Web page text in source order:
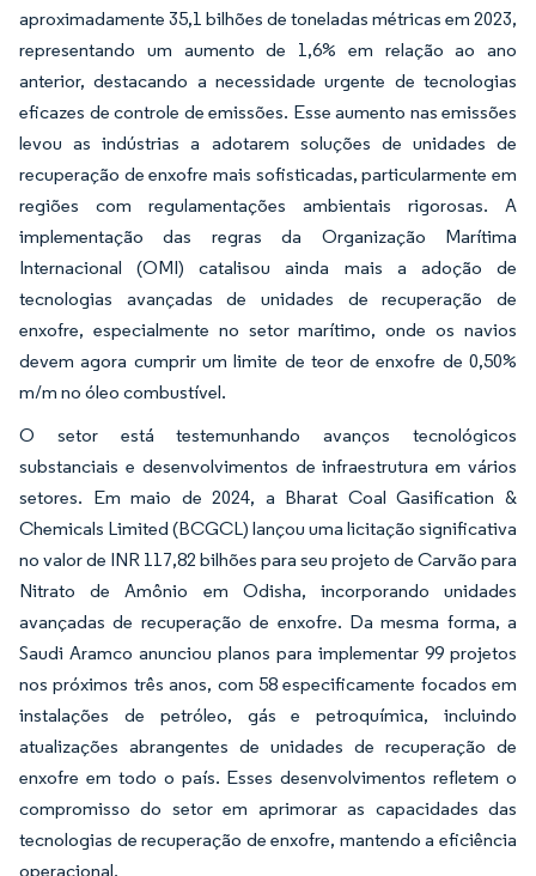
aproximadamente 35,1 bilhões de toneladas métricas em 2023,
representando um aumento de 1,6% em relação ao ano
anterior, destacando a necessidade urgente de tecnologias
eficazes de controle de emissões. Esse aumento nas emissões
levou as indústrias a adotarem soluções de unidades de
recuperação de enxofre mais sofisticadas, particularmente em
regiões com regulamentações ambientais rigorosas. A
implementação das regras da Organização Marítima
Internacional (OMI) catalisou ainda mais a adoção de
tecnologias avançadas de unidades de recuperação de
enxofre, especialmente no setor marítimo, onde os navios
devem agora cumprir um limite de teor de enxofre de 0,50%
m/m no óleo combustível.
O setor está testemunhando avanços tecnológicos
substanciais e desenvolvimentos de infraestrutura em vários
setores. Em maio de 2024, a Bharat Coal Gasification &
Chemicals Limited (BCGCL) lançou uma licitação significativa
no valor de INR 117,82 bilhões para seu projeto de Carvão para
Nitrato de Amônio em Odisha, incorporando unidades
avançadas de recuperação de enxofre. Da mesma forma, a
Saudi Aramco anunciou planos para implementar 99 projetos
nos próximos três anos, com 58 especificamente focados em
instalações de petróleo, gás e petroquímica, incluindo
atualizações abrangentes de unidades de recuperação de
enxofre em todo o país. Esses desenvolvimentos refletem o
compromisso do setor em aprimorar as capacidades das
tecnologias de recuperação de enxofre, mantendo a eficiência
operacional.